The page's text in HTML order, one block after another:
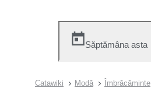
Săptămâna asta
Catawiki Modă Îmbrăcăminte